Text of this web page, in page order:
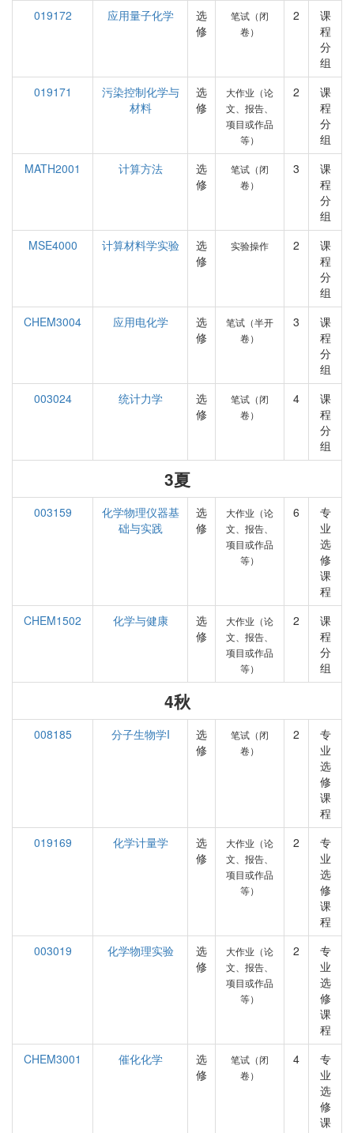
019172
应用量子化学
选
修
笔试（闭
卷）
2
课
程
分
组
019171
污染控制化学与
材料
选
修
大作业（论
文、报告、
项目或作品
等）
2
课
程
分
组
MATH2001
计算方法
选
修
笔试（闭
卷）
3
课
程
分
组
MSE4000
计算材料学实验
选
修
实验操作 2
课
程
分
组
CHEM3004
应用电化学
选
修
笔试（半开
卷）
3
课
程
分
组
003024
统计力学
选
修
笔试（闭
卷）
4
课
程
分
组
3夏
003159
化学物理仪器基
础与实践
选
修
大作业（论
文、报告、
项目或作品
等）
6
专
业
选
修
课
程
CHEM1502
化学与健康
选
修
大作业（论
文、报告、
项目或作品
等）
2
课
程
分
组
4秋
008185 分子生物学I
选
修
笔试（闭
卷）
2
专
业
选
修
课
程
019169
化学计量学
选
修
大作业（论
文、报告、
项目或作品
等）
2
专
业
选
修
课
程
003019
化学物理实验
选
修
大作业（论
文、报告、
项目或作品
等）
2
专
业
选
修
课
程
CHEM3001
催化化学
选
修
笔试（闭
卷）
4
专
业
选
修
课